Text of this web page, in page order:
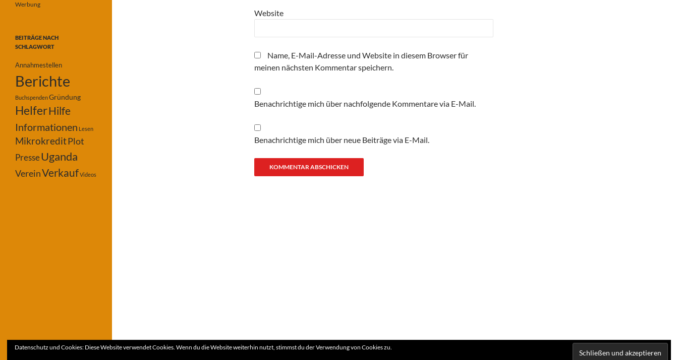
Website
Name, E-Mail-Adresse und Website in diesem Browser für
meinen nächsten Kommentar speichern.
Benachrichtige mich über nachfolgende Kommentare via E-Mail.
Benachrichtige mich über neue Beiträge via E-Mail.
Werbung
BEITRÄGE NACH
SCHLAGWORT
Annahmestellen
Berichte
BuchspendenGründung
HelferHilfe
Informationen Lesen
MikrokreditPlot
PresseUganda
VereinVerkaufVideos
Datenschutz und Cookies: Diese Website verwendet Cookies. Wenn du die Website weiterhin nutzt, stimmst du der Verwendung von Cookies zu.